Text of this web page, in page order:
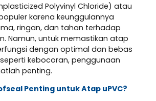
Polyvinyl Chloride) atau
karena keunggulannya
ringan, dan tahan terhadap
Namun, untuk memastikan atap
dengan optimal dan bebas
kebocoran, penggunaan
penting.
Penting untuk Atap uPVC?